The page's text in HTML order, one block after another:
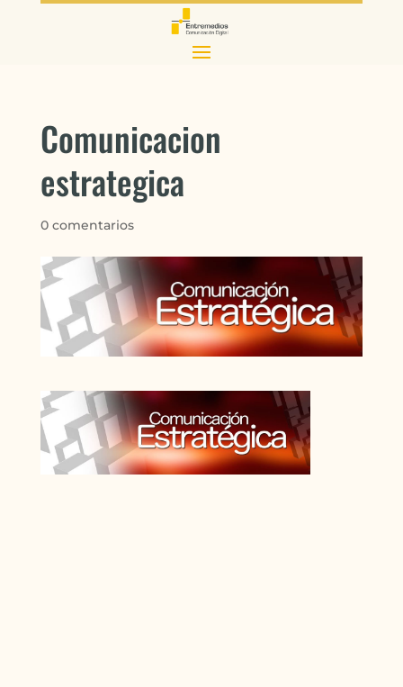
Comunicacion
estrategica
0 comentarios